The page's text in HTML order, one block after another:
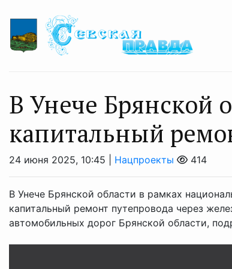
В Унече Брянской
капитальный
24 июня 2025, 10:45 | Нацпроекты 414
В Унече Брянской области в рамках
капитальный ремонт путепровода через
автомобильных дорог Брянской области,